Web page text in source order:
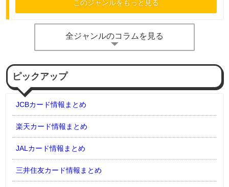
このジャンルをもっと見る
全ジャンルのコラムを見る
ピックアップ
JCBカード情報まとめ
楽天カード情報まとめ
JALカード情報まとめ
三井住友カード情報まとめ